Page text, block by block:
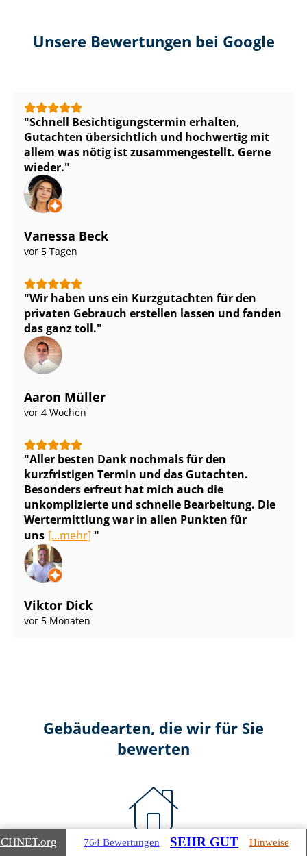
Unsere Bewertungen bei Google
Schnell Be­sich­ti­gungs­ter­min erhalten,
Gutachten übersichtlich und hochwertig mit
allem was nötig ist zu­sam­men­ge­stellt. Gerne
wieder.
Vanessa Beck
vor 5 Tagen
Wir haben uns ein Kurzgutachten für den
privaten Gebrauch erstellen lassen und fanden
das ganz toll.
Aaron Müller
vor 4 Wochen
Aller besten Dank nochmals für den
kurzfristigen Termin und das Gutachten.
Besonders erfreut hat mich auch die
unkomplizierte und schnelle Bearbeitung. Die
Wertermittlung war in allen Punkten für
uns [...mehr]
Viktor Dick
vor 5 Monaten
Gebäudearten, die wir für Sie
bewerten
.org 764 Bewertungen SEHR GUT Hinweise